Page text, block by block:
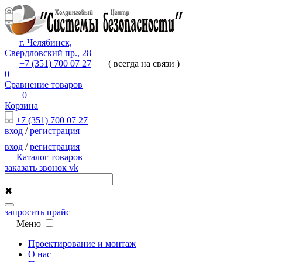
г. Челябинск,
Свердловский пр., 28
+7 (351) 700 07 27
( всегда на связи )
0
Сравнение товаров
0
Корзина
+7 (351) 700 07 27
вход /регистрация
вход /регистрация
Каталог товаров
заказать звонок vk
✖
запросить прайс
Меню
Проектирование и монтаж
О нас